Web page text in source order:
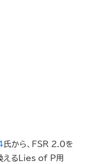
氏から、FSR 2.0を
えるLies of P用